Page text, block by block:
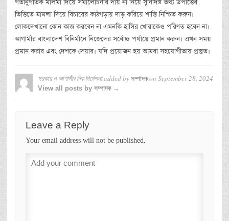
গতানুগতিক মালমা দিয়ে সমালোচনার দায় না নিয়ে সুনির্দিষ্ট তথ্য উপাত্তের
ভিত্তিতে মামলা দিয়ে বিচারের কাঠগড়ায় দাড় করিয়ে শাস্তি নিশ্চিত করুন।
লোকদেখানো কোন কাজ করবেন না এমনকি হাসির খোরাকেও পরিণত হবেন না।
আগামীর বাংলাদেশ বিনির্মানে নিজেদের সর্বোচ্চ পর্যায়ে প্রমান করুন। এখন সময়
প্রমান করার এবং দেশকে দেয়ার। যদি প্রয়োজন হয় আমরা সহযোগীতায় প্রস্তুত।
সরকার ও আগামীর দিক নির্দেশনাadded by সম্পাদকon September 28, 2024
View all posts by সম্পাদক →
Leave a Reply
Your email address will not be published.